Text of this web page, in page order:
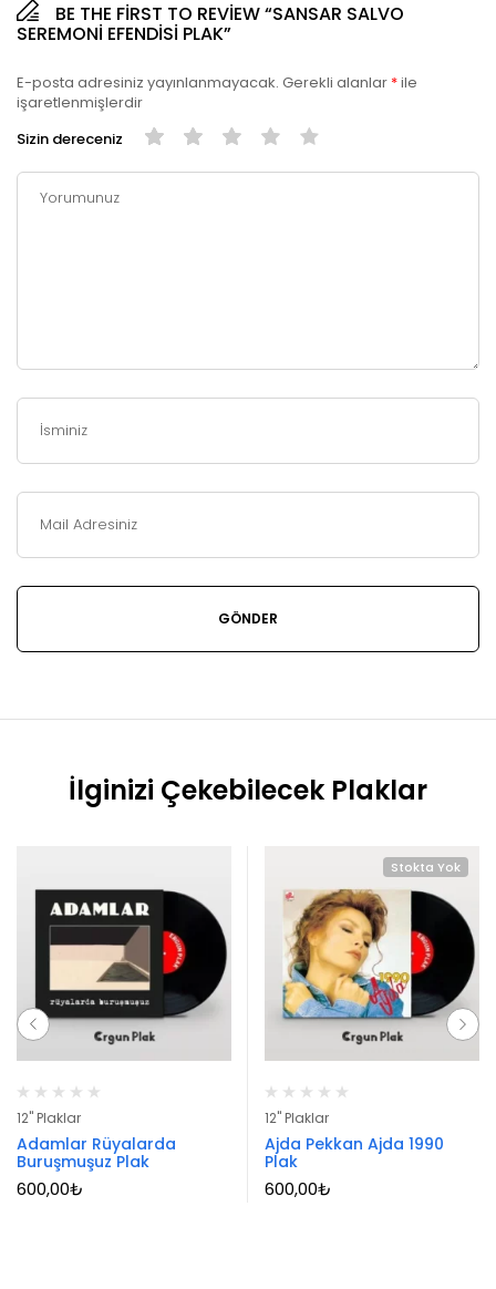
BE THE FIRST TO REVIEW “SANSAR SALVO
SEREMONI EFENDISI PLAK”
E-posta adresiniz yayınlanmayacak. Gerekli alanlar *ile
işaretlenmişlerdir
Sizin dereceniz
İlginizi Çekebilecek Plaklar
12" Plaklar
Adamlar Rüyalarda
Buruşmuşuz Plak
600,00₺
Stokta Yok
12" Plaklar
Ajda Pekkan Ajda 1990
Plak
600,00₺